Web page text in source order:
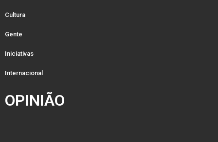
Cultura
Gente
Iniciativas
Internacional
OPINIÃO